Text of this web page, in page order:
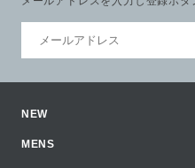
NEW
MENS